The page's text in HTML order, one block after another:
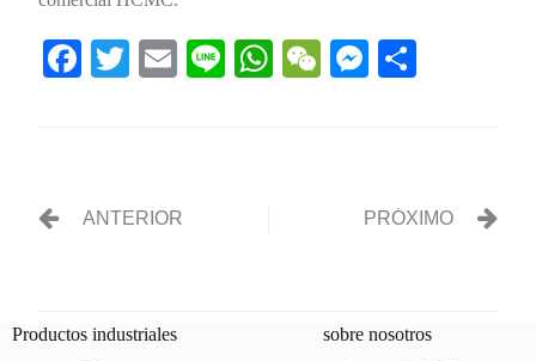
Fa T
E
Li W W M
er rti
ANTERIOR PRÓXIMO
Productos industriales
sobre nosotros